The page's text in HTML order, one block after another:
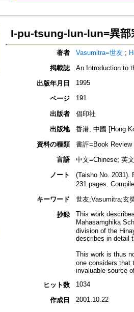
I-pu-tsung-lun-lun=異部
著者 Vasumitra=世友;
掲載誌
An Introduction to
出版年月日
1995
ページ 191
出版者
倡印社
出版地
香港, 中國 [Hong
資料の種類
書評=Book Review
言語
中文=Chinese; 英
ノート
(Taisho No. 2031).
231 pages.
キーワード
世友;Vasumitra;玄
抄録
This work
Mahasamghika
division of the
describes in detail
This work is thus
one considers that
invaluable source
ヒット数
1034
作成日 2001.10.22